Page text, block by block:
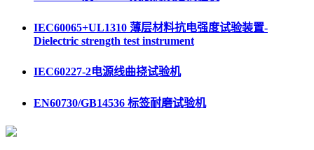
IEC60065+UL1310 薄层材料抗电强度试验装置-
Dielectric strength test instrument
IEC60227-2电源线曲挠试验机
EN60730/GB14536 标签耐磨试验机